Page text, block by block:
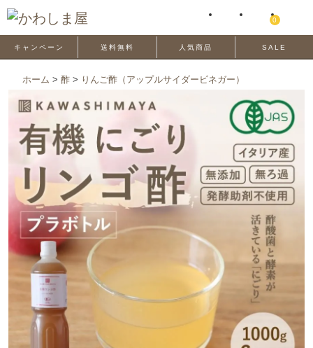
0
キャンペーン 送料無料 人気商品 SALE
ホーム > 酢 > りんご酢（アップルサイダービネガー）